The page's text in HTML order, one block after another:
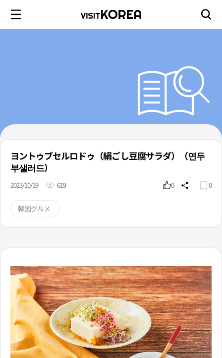
ヨントゥブセルロドゥ（絹ごし豆腐サラダ）（연두
부샐러드）
2023/10/19 619 0 0
韓国グルメ